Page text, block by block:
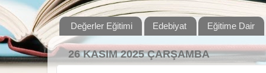
Değerler Eğitimi Edebiyat Eğitime Dair
26 KASIM 2025 ÇARŞAMBA